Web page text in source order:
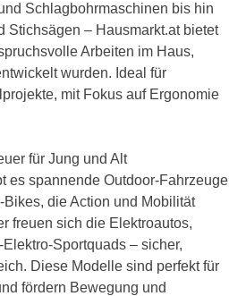
Schlagbohrmaschinen bis hin
Stichsägen – Hausmarkt.at bietet
Arbeiten im Haus,
wurden. Ideal für
mit Fokus auf Ergonomie
für Jung und Alt
es spannende Outdoor-Fahrzeuge
die Action und Mobilität
freuen sich die Elektroautos,
Sportquads – sicher,
Diese Modelle sind perfekt für
fördern Bewegung und